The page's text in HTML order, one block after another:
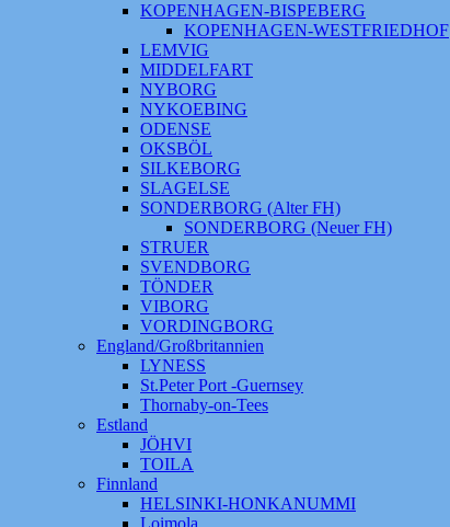
KOPENHAGEN-BISPEBERG
KOPENHAGEN-WESTFRIEDHOF
LEMVIG
MIDDELFART
NYBORG
NYKOEBING
ODENSE
OKSBÖL
SILKEBORG
SLAGELSE
SONDERBORG (Alter FH)
SONDERBORG (Neuer FH)
STRUER
SVENDBORG
TÖNDER
VIBORG
VORDINGBORG
England/Großbritannien
LYNESS
St.Peter Port -Guernsey
Thornaby-on-Tees
Estland
JÖHVI
TOILA
Finnland
HELSINKI-HONKANUMMI
Loimola